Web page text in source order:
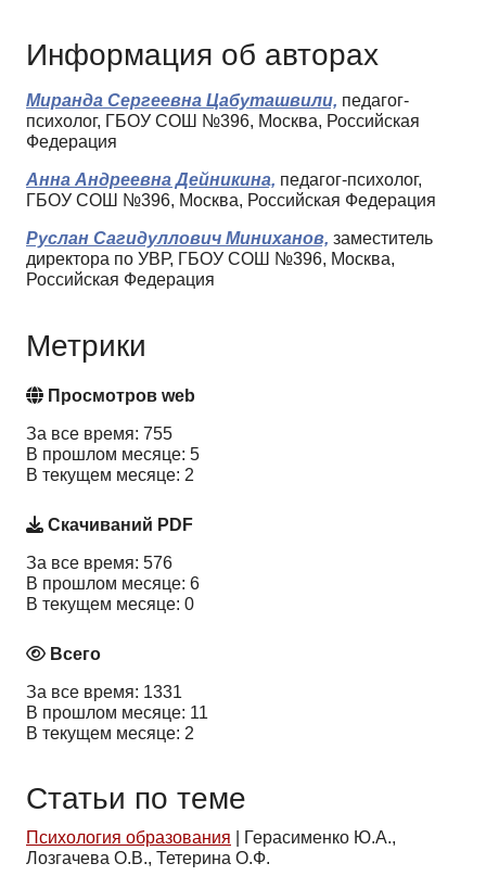
Информация об авторах
Миранда Сергеевна Цабуташвили, педагог-
психолог, ГБОУ СОШ №396, Москва, Российская
Федерация
Анна Андреевна Дейникина, педагог-психолог,
ГБОУ СОШ №396, Москва, Российская Федерация
Руслан Сагидуллович Миниханов, заместитель
директора по УВР, ГБОУ СОШ №396, Москва,
Российская Федерация
Метрики
Просмотров web
За все время: 755
В прошлом месяце: 5
В текущем месяце: 2
Скачиваний PDF
За все время: 576
В прошлом месяце: 6
В текущем месяце: 0
Всего
За все время: 1331
В прошлом месяце: 11
В текущем месяце: 2
Статьи по теме
Психология образования
Герасименко Ю.А.,
Лозгачева О.В., Тетерина О.Ф.